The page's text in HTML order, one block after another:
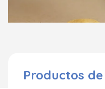
Productos